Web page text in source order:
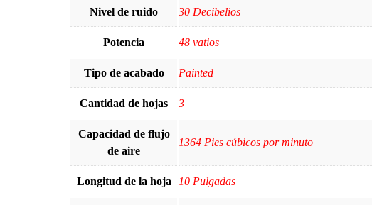
Nivel de ruido 30 Decibelios
Potencia 48 vatios
Tipo de acabado Painted
Cantidad de hojas 3
Capacidad de flujo
de aire
1364 Pies cúbicos por minuto
Longitud de la hoja 10 Pulgadas